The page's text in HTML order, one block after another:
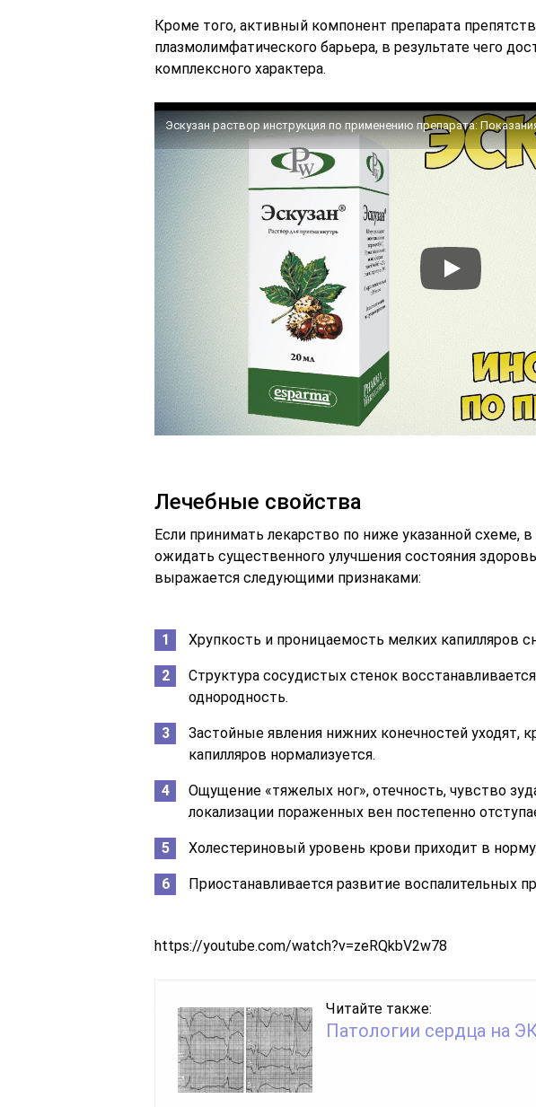
Кроме того, активный компонент препарата
плазмолимфатического барьера, в результате чего
комплексного характера.
Эскузан раствор инструкция по применению препарата:
Лечебные свойства
Если принимать лекарство по ниже указанной схеме,
ожидать существенного улучшения состояния
выражается следующими признаками:
Хрупкость и проницаемость мелких капилляров
Структура сосудистых стенок
однородность.
Застойные явления нижних конечностей уходят,
капилляров нормализуется.
Ощущение «тяжелых ног», отечность, чувство
локализации пораженных вен постепенно
Холестериновый уровень крови приходит в норму.
Приостанавливается развитие воспалительных
https://youtube.com/watch?v=zeRQkbV2w78
Читайте также:
Патологии сердца на